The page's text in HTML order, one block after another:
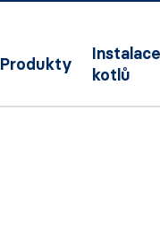
Produkty
Instalace
kotlů